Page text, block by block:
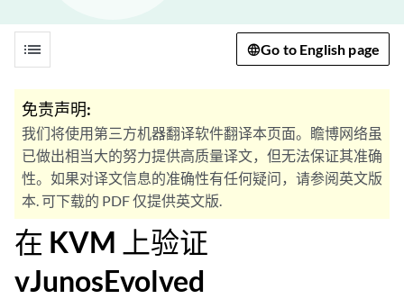
list Go to English page
免责声明:
我们将使用第三方机器翻译软件翻译本页面。瞻博网络虽
已做出相当大的努力提供高质量译文，但无法保证其准确
性。如果对译文信息的准确性有任何疑问，请参阅英文版
本. 可下载的 PDF 仅提供英文版.
在 KVM 上验证
vJunosEvolved